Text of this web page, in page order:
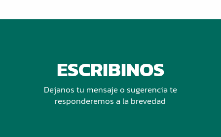
ESCRIBINOS
Dejanos tu mensaje o sugerencia te
responderemos a la brevedad